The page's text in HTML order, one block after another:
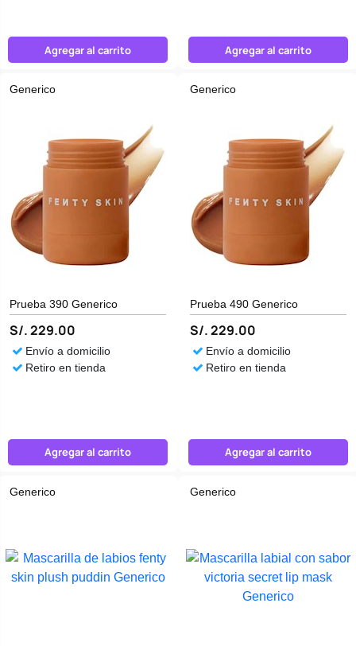
Agregar al carrito Agregar al carrito
Generico
Prueba 390 Generico
S/. 229.00
Envío a domicilio
Retiro en tienda
Agregar al carrito
Generico
Prueba 490 Generico
S/. 229.00
Envío a domicilio
Retiro en tienda
Agregar al carrito
Generico Generico